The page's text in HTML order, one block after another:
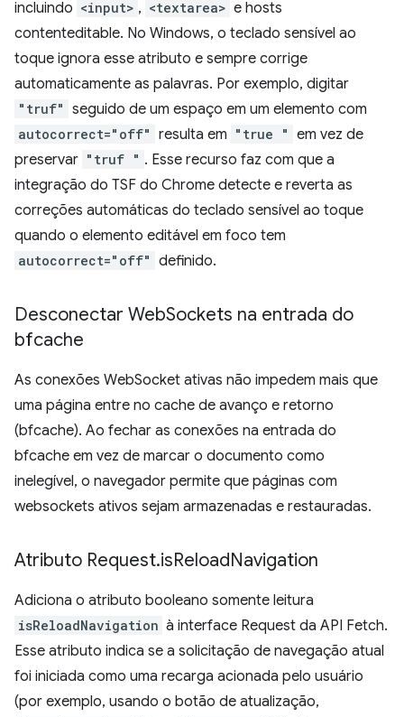
incluindo <input> , <textarea> e hosts
contenteditable. No Windows, o teclado sensível ao
toque ignora esse atributo e sempre corrige
automaticamente as palavras. Por exemplo, digitar
"truf" seguido de um espaço em um elemento com
autocorrect="off" resulta em "true " em vez de
preservar "truf " . Esse recurso faz com que a
integração do TSF do Chrome detecte e reverta as
correções automáticas do teclado sensível ao toque
quando o elemento editável em foco tem
autocorrect="off" definido.
Desconectar WebSockets na entrada do
bfcache
As conexões WebSocket ativas não impedem mais que
uma página entre no cache de avanço e retorno
(bfcache). Ao fechar as conexões na entrada do
bfcache em vez de marcar o documento como
inelegível, o navegador permite que páginas com
websockets ativos sejam armazenadas e restauradas.
Atributo Request.isReloadNavigation
Adiciona o atributo booleano somente leitura
isReloadNavigation à interface Request da API Fetch.
Esse atributo indica se a solicitação de navegação atual
foi iniciada como uma recarga acionada pelo usuário
(por exemplo, usando o botão de atualização,